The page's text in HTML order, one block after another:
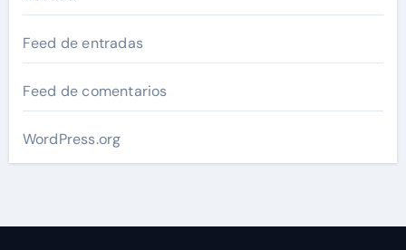
Feed de entradas
Feed de comentarios
WordPress.org